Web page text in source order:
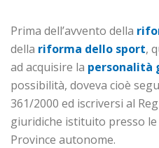
Prima dell’avvento della
della riforma dello sport,
ad acquisire la personalità
possibilità, doveva cioè
361/2000 ed iscriversi al
giuridiche istituito presso
Province autonome.